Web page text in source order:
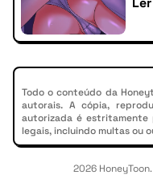
Todo o conteúdo da
autorais. A cópia,
autorizada é estritamente
legais, incluindo multas ou
2026